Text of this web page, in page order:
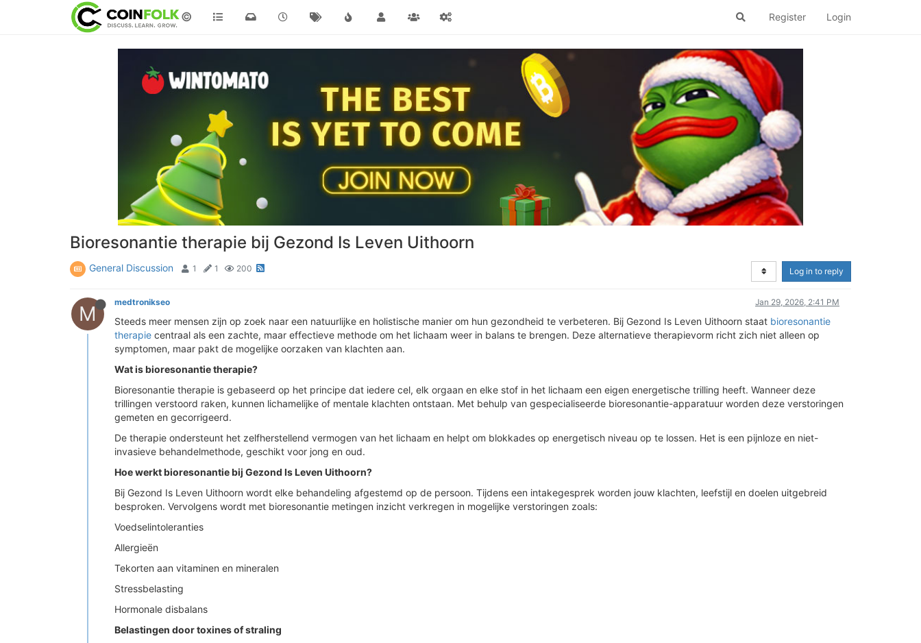
© Register Login
Bioresonantie therapie bij Gezond Is Leven Uithoorn
General Discussion 1 1 200 Log in to reply
M medtronikseo Jan 29, 2026, 2:41 PM
Steeds meer mensen zijn op zoek naar een natuurlijke en holistische manier om hun gezondheid te verbeteren. Bij Gezond Is Leven Uithoorn staat bioresonantie
therapie centraal als een zachte, maar effectieve methode om het lichaam weer in balans te brengen. Deze alternatieve therapievorm richt zich niet alleen op
symptomen, maar pakt de mogelijke oorzaken van klachten aan.
Wat is bioresonantie therapie?
Bioresonantie therapie is gebaseerd op het principe dat iedere cel, elk orgaan en elke stof in het lichaam een eigen energetische trilling heeft. Wanneer deze
trillingen verstoord raken, kunnen lichamelijke of mentale klachten ontstaan. Met behulp van gespecialiseerde bioresonantie-apparatuur worden deze verstoringen
gemeten en gecorrigeerd.
De therapie ondersteunt het zelfherstellend vermogen van het lichaam en helpt om blokkades op energetisch niveau op te lossen. Het is een pijnloze en niet-
invasieve behandelmethode, geschikt voor jong en oud.
Hoe werkt bioresonantie bij Gezond Is Leven Uithoorn?
Bij Gezond Is Leven Uithoorn wordt elke behandeling afgestemd op de persoon. Tijdens een intakegesprek worden jouw klachten, leefstijl en doelen uitgebreid
besproken. Vervolgens wordt met bioresonantie metingen inzicht verkregen in mogelijke verstoringen zoals:
Voedselintoleranties
Allergieën
Tekorten aan vitaminen en mineralen
Stressbelasting
Hormonale disbalans
Belastingen door toxines of straling